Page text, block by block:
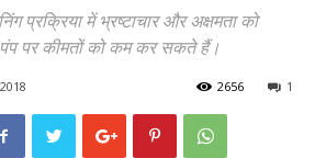
प्रक्रिया में भ्रष्टाचार और अक्षमता को
पर कीमतों को कम कर सकते हैं।
1
2656